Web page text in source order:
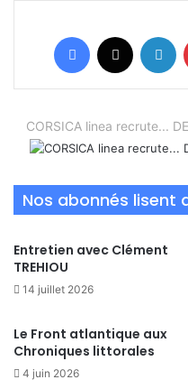
Facebook
CORSICA linea recrute...
Nos abonnés lisent
Entretien avec Clément
TREHIOU
14 juillet 2026
Le Front atlantique aux
Chroniques littorales
4 juin 2026